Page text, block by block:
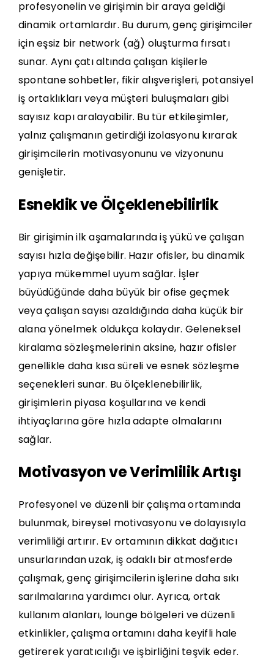
profesyonelin ve girişimin bir araya geldiği
dinamik ortamlardır. Bu durum, genç girişimciler
için eşsiz bir network (ağ) oluşturma fırsatı
sunar. Aynı çatı altında çalışan kişilerle
spontane sohbetler, fikir alışverişleri, potansiyel
iş ortaklıkları veya müşteri buluşmaları gibi
sayısız kapı aralayabilir. Bu tür etkileşimler,
yalnız çalışmanın getirdiği izolasyonu kırarak
girişimcilerin motivasyonunu ve vizyonunu
genişletir.
Esneklik ve Ölçeklenebilirlik
Bir girişimin ilk aşamalarında iş yükü ve çalışan
sayısı hızla değişebilir. Hazır ofisler, bu dinamik
yapıya mükemmel uyum sağlar. İşler
büyüdüğünde daha büyük bir ofise geçmek
veya çalışan sayısı azaldığında daha küçük bir
alana yönelmek oldukça kolaydır. Geleneksel
kiralama sözleşmelerinin aksine, hazır ofisler
genellikle daha kısa süreli ve esnek sözleşme
seçenekleri sunar. Bu ölçeklenebilirlik,
girişimlerin piyasa koşullarına ve kendi
ihtiyaçlarına göre hızla adapte olmalarını
sağlar.
Motivasyon ve Verimlilik Artışı
Profesyonel ve düzenli bir çalışma ortamında
bulunmak, bireysel motivasyonu ve dolayısıyla
verimliliği artırır. Ev ortamının dikkat dağıtıcı
unsurlarından uzak, iş odaklı bir atmosferde
çalışmak, genç girişimcilerin işlerine daha sıkı
sarılmalarına yardımcı olur. Ayrıca, ortak
kullanım alanları, lounge bölgeleri ve düzenli
etkinlikler, çalışma ortamını daha keyifli hale
getirerek yaratıcılığı ve işbirliğini teşvik eder.